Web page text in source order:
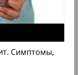
Симптомы,